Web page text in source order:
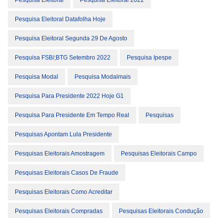
Pesquisa Eleitoral Datafolha Hoje
Pesquisa Eleitoral Segunda 29 De Agosto
Pesquisa FSB/;BTG Setembro 2022 Pesquisa Ipespe
Pesquisa Modal Pesquisa Modalmais
Pesquisa Para Presidente 2022 Hoje G1
Pesquisa Para Presidente Em Tempo Real Pesquisas
Pesquisas Apontam Lula Presidente
Pesquisas Eleitorais Amostragem Pesquisas Eleitorais Campo
Pesquisas Eleitorais Casos De Fraude
Pesquisas Eleitorais Como Acreditar
Pesquisas Eleitorais Compradas Pesquisas Eleitorais Condução